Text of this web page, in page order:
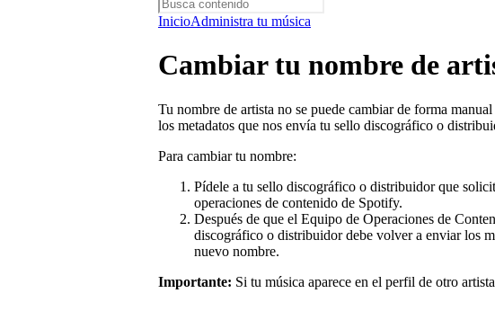
InicioAdministra tu música
Cambiar tu nombre de
Tu nombre de artista no se puede cambiar de forma
los metadatos que nos envía tu sello discográfico o
Para cambiar tu nombre:
Pídele a tu sello discográfico o distribuidor que
operaciones de contenido de Spotify.
Después de que el Equipo de Operaciones de
discográfico o distribuidor debe volver a enviar los
nuevo nombre.
Importante: Si tu música aparece en el perfil de otro